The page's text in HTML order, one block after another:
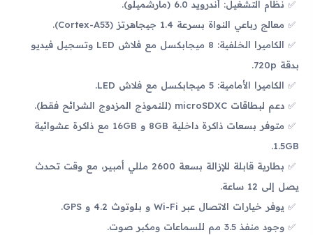
نظام التشغيل: أندرويد 6.0 (مارشميلو).
معالج رباعي النواة بسرعة 1.4 جيجاهرتز (Cortex-A53).
الكاميرا الخلفية: 8 ميجابكسل مع فلاش LED وتسجيل فيديو
بدقة 720p.
الكاميرا الأمامية: 5 ميجابكسل مع فلاش LED.
دعم لبطاقات microSDXC (للنموذج المزدوج الشرائح فقط).
متوفر بسعات ذاكرة داخلية 8GB و 16GB مع ذاكرة عشوائية
1.5GB.
بطارية قابلة للإزالة بسعة 2600 مللي أمبير، مع وقت تحدث
يصل إلى 12 ساعة.
يوفر خيارات الاتصال عبر Wi-Fi و بلوتوث 4.2 و GPS.
وجود منفذ 3.5 مم للسماعات ومكبر صوت.